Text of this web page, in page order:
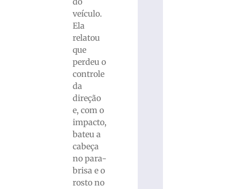
veículo.
Ela
relatou
que
perdeu o
controle
da
direção
e, com o
impacto,
bateu a
cabeça
no para-
brisa e o
rosto no